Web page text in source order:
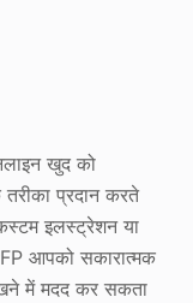
खुद को
प्रदान करते
इलस्ट्रेशन या
आपको सकारात्मक
में मदद कर सकता